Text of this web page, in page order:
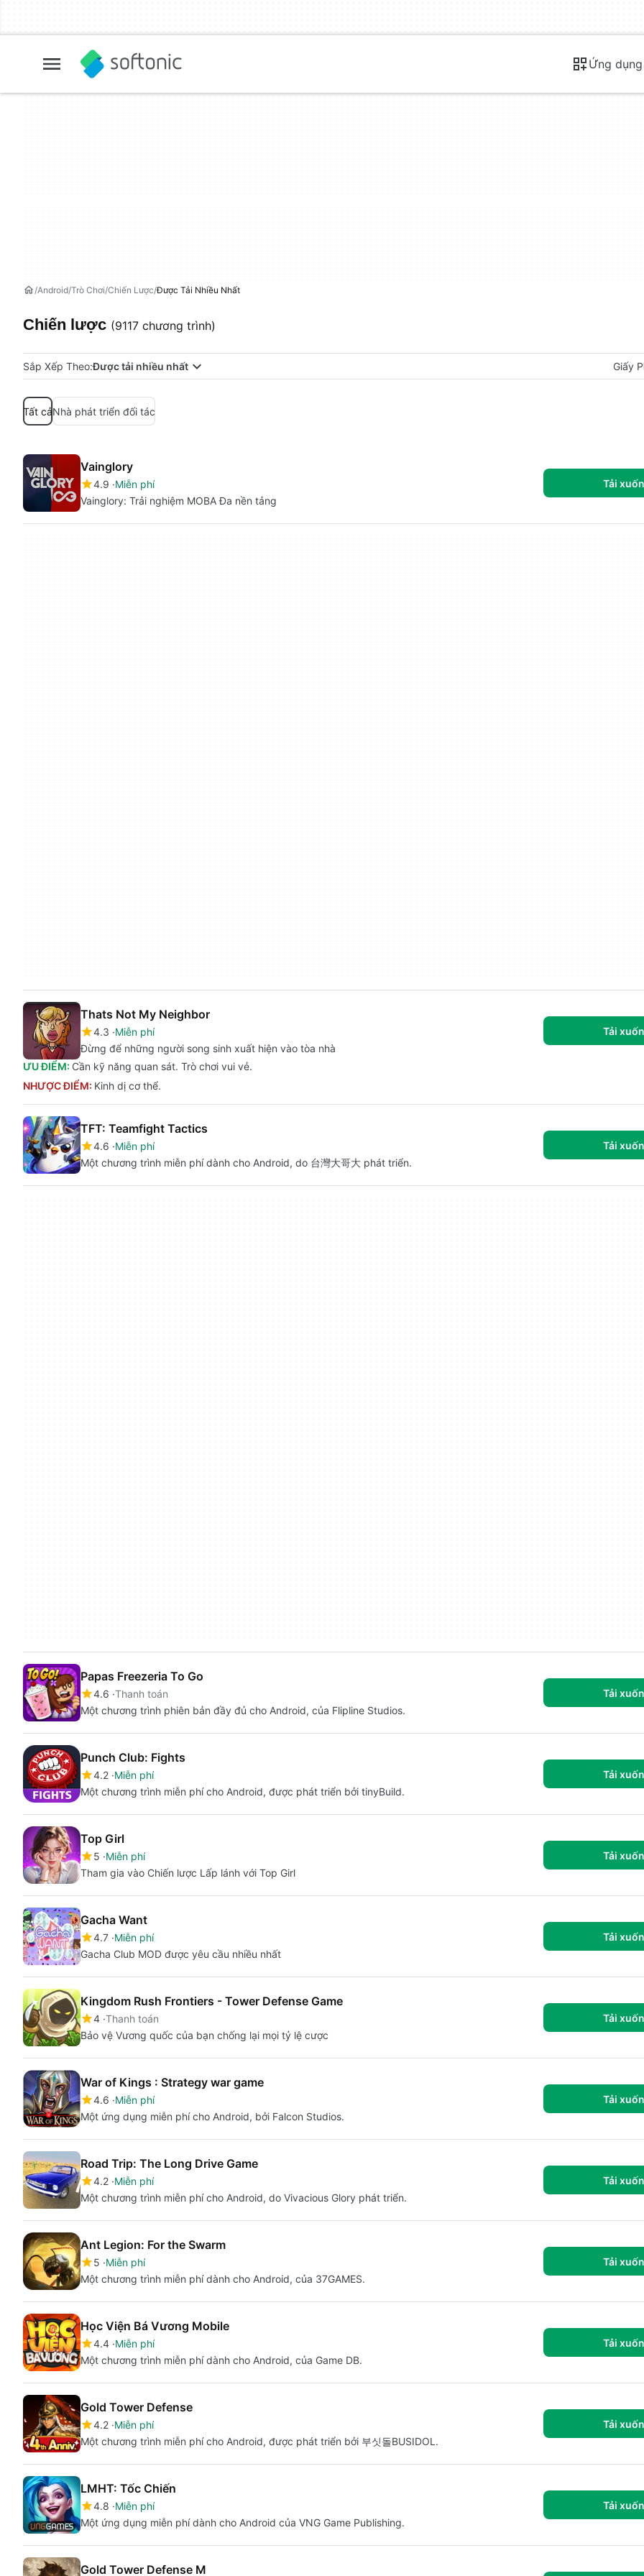
Ứng dụng
Android Trò Chơi Chiến Lược Được Tải Nhiều Nhất
Chiến lược (9117 chương trình)
Sắp Xếp Theo:Được tải nhiều nhất Giấy
Tất cảNhà phát triển đối tác
Vainglory
4.9 Miễn phí
Vainglory: Trải nghiệm MOBA Đa nền tảng
Tải
Thats Not My Neighbor
4.3 Miễn phí
Đừng để những người song sinh xuất hiện vào tòa nhà
Tải
ƯU ĐIỂM: Cần kỹ năng quan sát. Trò chơi vui vẻ.
NHƯỢC ĐIỂM: Kinh dị cơ thể.
TFT: Teamfight Tactics
4.6 Miễn phí
Một chương trình miễn phí dành cho Android, do 台灣大哥大 phát triển.
Tải
Papas Freezeria To Go
4.6 Thanh toán
Một chương trình phiên bản đầy đủ cho Android, của Flipline Studios.
Tải
Punch Club: Fights
4.2 Miễn phí
Một chương trình miễn phí cho Android, được phát triển bởi tinyBuild.
Tải
Top Girl
5 Miễn phí
Tham gia vào Chiến lược Lấp lánh với Top Girl
Tải
Gacha Want
4.7 Miễn phí
Gacha Club MOD được yêu cầu nhiều nhất
Tải
Kingdom Rush Frontiers - Tower Defense Game
4 Thanh toán
Bảo vệ Vương quốc của bạn chống lại mọi tỷ lệ cược
Tải
War of Kings : Strategy war game
4.6 Miễn phí
Một ứng dụng miễn phí cho Android, bởi Falcon Studios.
Tải
Road Trip: The Long Drive Game
4.2 Miễn phí
Một chương trình miễn phí cho Android, do Vivacious Glory phát triển.
Tải
Ant Legion: For the Swarm
5 Miễn phí
Một chương trình miễn phí dành cho Android, của 37GAMES.
Tải
Học Viện Bá Vương Mobile
4.4 Miễn phí
Một chương trình miễn phí dành cho Android, của Game DB.
Tải
Gold Tower Defense
4.2 Miễn phí
Một chương trình miễn phí cho Android, được phát triển bởi 부싯돌BUSIDOL.
Tải
LMHT: Tốc Chiến
4.8 Miễn phí
Một ứng dụng miễn phí dành cho Android của VNG Game Publishing.
Tải
Gold Tower Defense M